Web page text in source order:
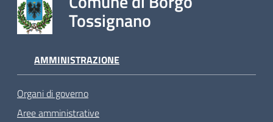
Tossignano
AMMINISTRAZIONE
Organi di governo
Aree amministrative